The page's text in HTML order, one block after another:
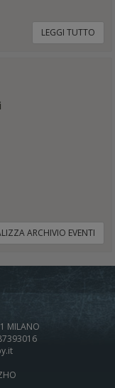
LEGGI TUTTO
ARCHIVIO EVENTI
MILANO